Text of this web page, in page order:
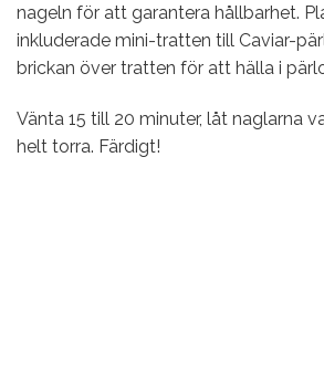
nageln för att garantera hållbarhet.
inkluderade mini-tratten till Caviar-
brickan över tratten för att hälla i
Vänta 15 till 20 minuter, låt naglarna
helt torra. Färdigt!